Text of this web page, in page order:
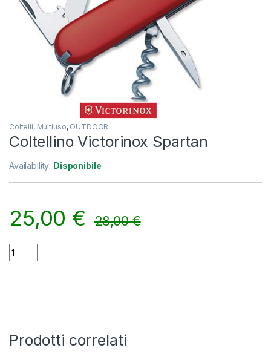
Coltelli, Multiuso, OUTDOOR
Coltellino Victorinox Spartan
Availability: Disponibile
25,00 € 28,00€
Coltellino Victorinox Spartan quantity
Prodotti correlati